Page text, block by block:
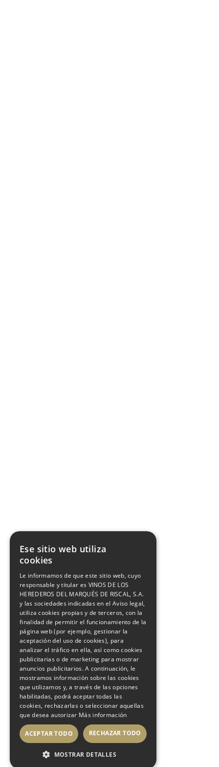
Inicio /Desde 1858
Desde 1858
Más de 160 años de historia y
crecimiento.Vivimos por y para el vino.
Ese sitio web utiliza
cookies
Le informamos de que este sitio web, cuyo
responsable y titular es VINOS DE LOS
HEREDEROS DEL MARQUÉS DE RISCAL, S.A.
y las sociedades indicadas en el Aviso legal,
utiliza cookies propias y de terceros, con la
finalidad de permitir el funcionamiento de la
página web (por ejemplo, gestionar la
aceptación del uso de cookies), para
analizar el tráfico en ella, así como cookies
publicitarias o de marketing para mostrar
anuncios publicitarios. A continuación, le
mostramos información sobre las cookies
que utilizamos y, a través de las opciones
habilitadas, podrá aceptar todas las
cookies, rechazarlas o seleccionar aquellas
que desea autorizar Más información
ACEPTAR TODO RECHAZAR TODO
MOSTRAR DETALLES